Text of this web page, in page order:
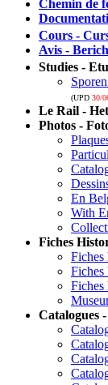
Chemin de
Cours -
Avis -
Studies -
(UPD 30/
Le Rail -
Photos -
En
With
Fiches
Fiches
Fiches
Fiches
Catalogues